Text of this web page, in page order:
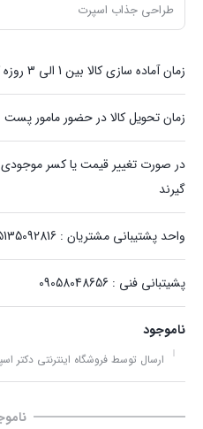
طراحی جذاب اسپرت
زمان آماده سازی کالا بین 1 الی 3 روزه کاری
زمان تحویل کالا در حضور مامور پست
در صورت تغییر قیمت یا کسر موجودی
گیرند
واحد پشتیبانی مشتریان : 05135092816 - 09157153791
پشیتبانی فنی : 09058048656
ناموجود
ارسال توسط فروشگاه اینترنتی دکتر